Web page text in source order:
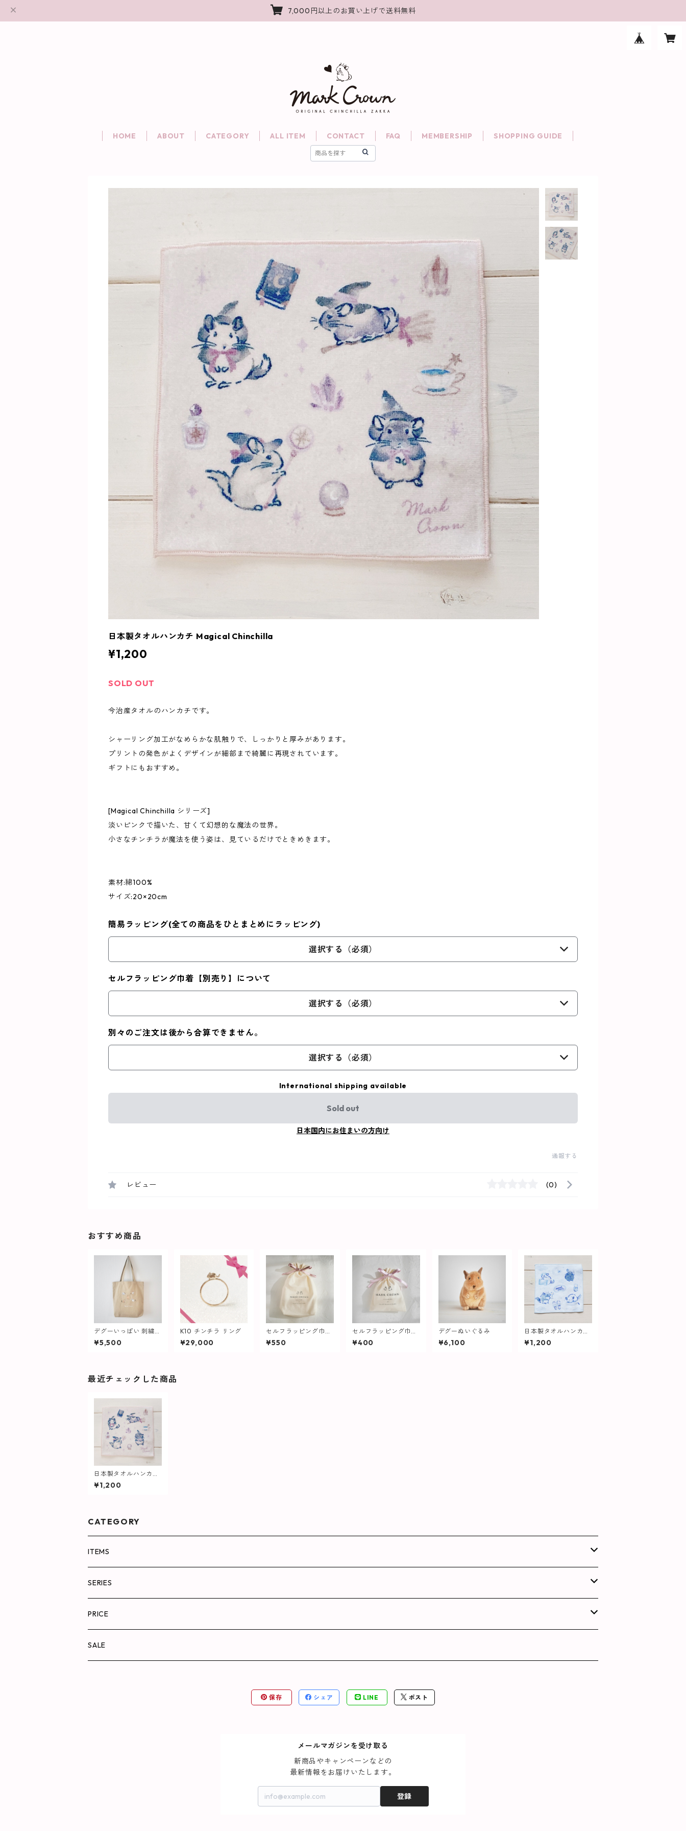
7,000円以上のお買い上げで送料無料
HOME ABOUT CATEGORY ALL ITEM CONTACT FAQ MEMBERSHIP SHOPPING GUIDE
日本製タオルハンカチ Magical Chinchilla
¥1,200
SOLD OUT
今治産タオルのハンカチです。
シャーリング加工がなめらかな肌触りで、しっかりと厚みがあります。
プリントの発色がよくデザインが細部まで綺麗に再現されています。
ギフトにもおすすめ。
[Magical Chinchilla シリーズ]
淡いピンクで描いた、甘くて幻想的な魔法の世界。
小さなチンチラが魔法を使う姿は、見ているだけでときめきます。
素材:綿100%
サイズ:20×20cm
簡易ラッピング(全ての商品をひとまとめにラッピング)
選択する（必須）
セルフラッピング巾着【別売り】について
選択する（必須）
別々のご注文は後から合算できません。
選択する（必須）
International shipping available
Sold out
日本国内にお住まいの方向け
通報する
レビュー (0)
おすすめ商品
デグーいっぱい 刺繍ト
ートバッグ
¥5,500
K10 チンチラ リング
¥29,000
セルフラッピング巾着
[大]
¥550
セルフラッピング巾着
[小]
¥400
デグーぬいぐるみ
¥6,100
日本製タオルハンカチ
おやすみチンチラ
¥1,200
最近チェックした商品
日本製タオルハンカチ
Magical Chinchilla
¥1,200
CATEGORY
ITEMS
バッグ
ポーチ
パスケース/財布/キーケース
SERIES
チンチラグッズ
デグーグッズ
PRICE
〜¥999
SALE
保存 シェア LINE ポスト
メールマガジンを受け取る
新商品やキャンペーンなどの
最新情報をお届けいたします。
登録